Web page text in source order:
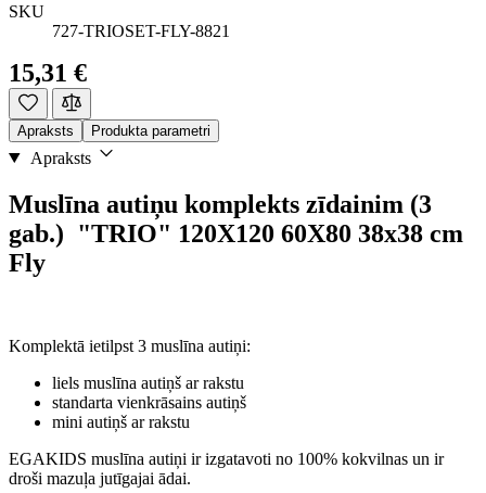
SKU
727-TRIOSET-FLY-8821
15,31 €
Apraksts Produkta parametri
Apraksts
Muslīna autiņu komplekts zīdainim (3
gab.) "TRIO" 120X120 60X80 38x38 cm
Fly
Komplektā ietilpst 3 muslīna autiņi:
liels muslīna autiņš ar rakstu
standarta vienkrāsains autiņš
mini autiņš ar rakstu
EGAKIDS muslīna autiņi ir izgatavoti no 100% kokvilnas un ir
droši mazuļa jutīgajai ādai.